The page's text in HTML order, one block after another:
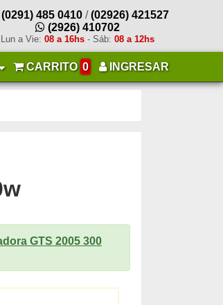
(0291) 485 0410 /(02926) 421527
(2926) 410702
Lun a Vie: 08 a 16hs- Sáb: 08 a 12hs
CARRITO 0 INGRESAR
GTS 2005 300